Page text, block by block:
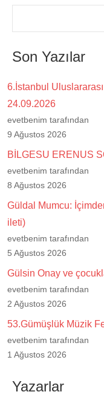
Son Yazılar
6.İstanbul
24.09.2026
evetbenim tarafından
9 Ağustos 2026
BİLGESU ERENUS
evetbenim tarafından
8 Ağustos 2026
Güldal Mumcu:
ileti)
evetbenim tarafından
5 Ağustos 2026
Gülsin Onay ve
evetbenim tarafından
2 Ağustos 2026
53.Gümüşlük Müzik
evetbenim tarafından
1 Ağustos 2026
Yazarlar